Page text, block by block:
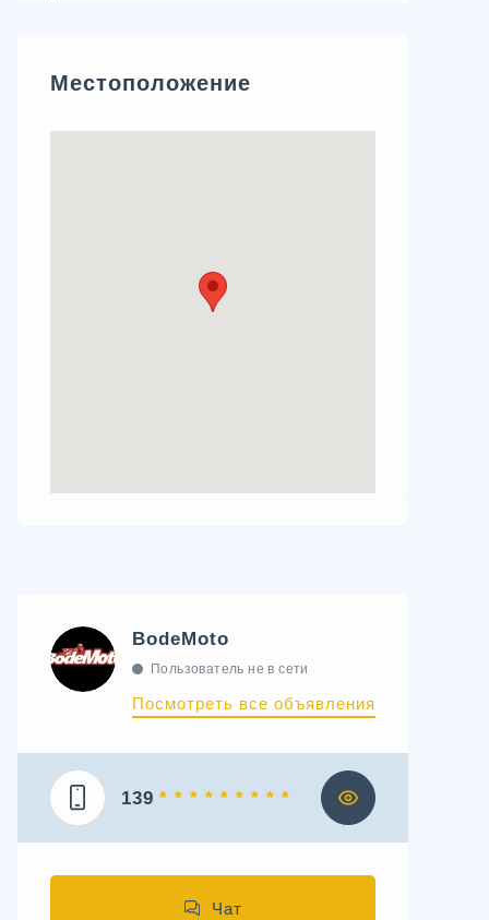
Местоположение
BodeMoto
Пользователь не в сети
Посмотреть все объявления
139 * * * * * * * * *
Чат